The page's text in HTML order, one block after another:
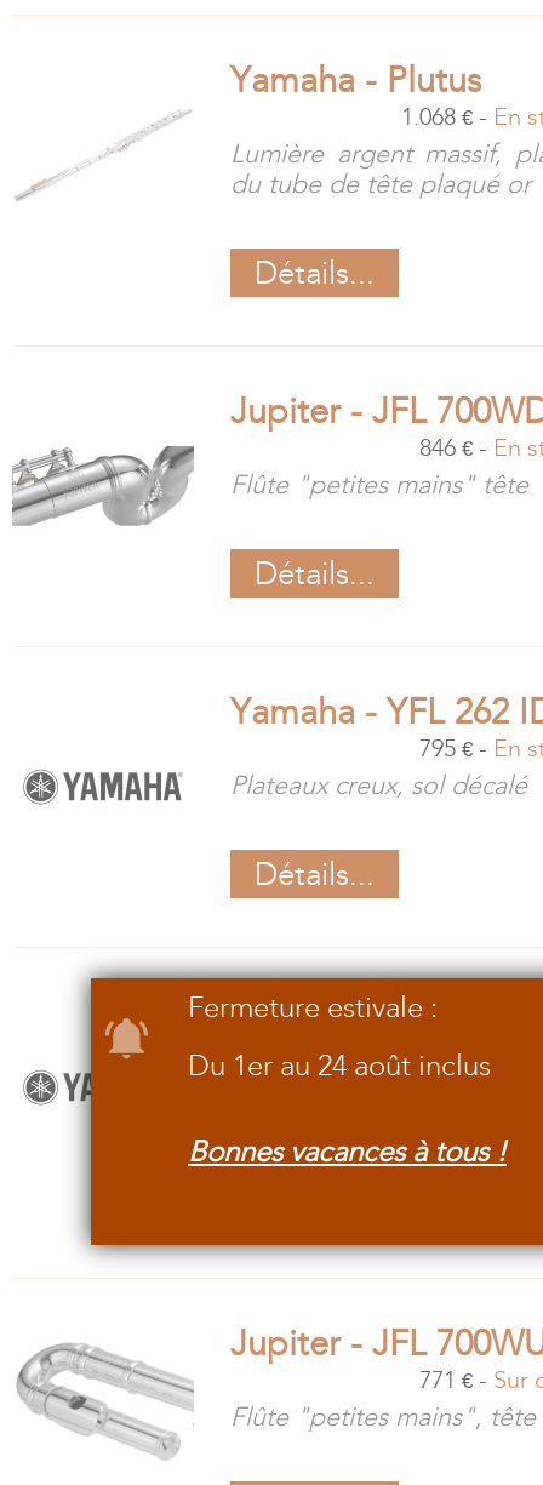
Yamaha - Plutus
1.068 € - En
Lumière argent massif,
du tube de tête plaqué or
Détails...
Jupiter - JFL
846 € - En
Flûte "petites mains"
Détails...
Yamaha - YFL 262
795 € - En
Plateaux creux, sol décalé
Détails...
Yamaha - YFL 382
1.530
Version tête argent
Jupiter - JFL
771 € - Sur
Flûte "petites mains", tête
Fermeture estivale :
Du 1er au 24 août inclus
Bonnes vacances à tous !